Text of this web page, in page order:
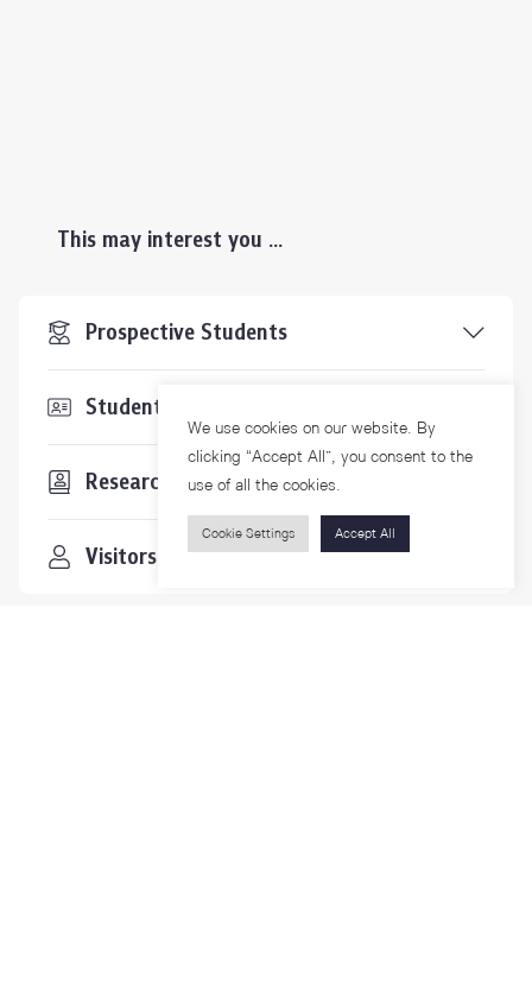
This may interest you ...
Prospective Students
Students & Staffs
Researchers
Visitors
We use cookies on our website. By
clicking “Accept All”, you consent to the
use of all the cookies.
Cookie Settings Accept All